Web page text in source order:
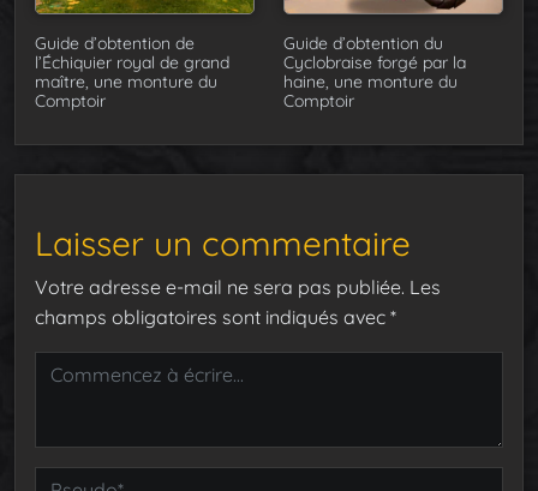
Guide d’obtention de
l’Échiquier royal de grand
maître, une monture du
Comptoir
Guide d’obtention du
Cyclobraise forgé par la
haine, une monture du
Comptoir
Laisser un commentaire
Votre adresse e-mail ne sera pas publiée. Les
champs obligatoires sont indiqués avec *